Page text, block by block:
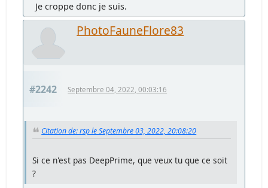
Je croppe donc je suis.
PhotoFauneFlore83
#2242 Septembre 04, 2022, 00:03:16
Citation de: rsp le Septembre 03, 2022, 20:08:20
Si ce n'est pas DeepPrime, que veux tu que ce soit
?